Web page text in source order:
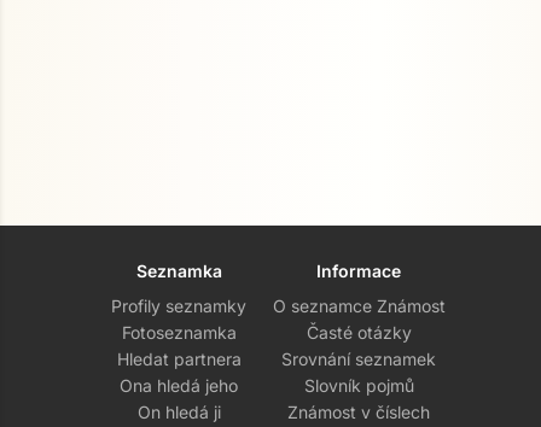
Seznamka
Profily seznamky
Fotoseznamka
Hledat partnera
Ona hledá jeho
On hledá ji
Informace
O seznamce Známost
Časté otázky
Srovnání seznamek
Slovník pojmů
Známost v číslech